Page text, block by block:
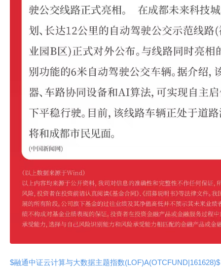
$融通中证云计算与大数据主题指数(LOF)A(OTCFUND|161628)$